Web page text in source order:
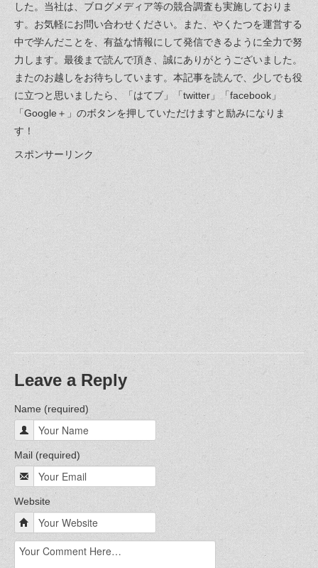
した。当社は、ブログメディア等の競合調査も実施しておりま
す。お気軽にお問い合わせください。また、やくたつを運営する
中で学んだことを、有益な情報にして発信できるように全力で努
力します。最後まで読んで頂き、誠にありがとうございました。
またのお越しをお待ちしています。本記事を読んで、少しでも役
に立つと思いましたら、「はてブ」「twitter」「facebook」
「Google＋」のボタンを押していただけますと励みになりま
す！
スポンサーリンク
Leave a Reply
Name (required)
Mail (required)
Website